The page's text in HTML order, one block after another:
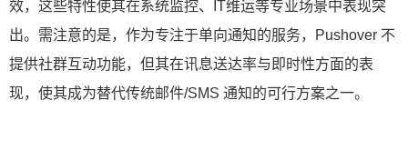
效，这些特性使其在系统监控、IT维运等专业场景中表现突
出。需注意的是，作为专注于单向通知的服务，Pushover 不
提供社群互动功能，但其在讯息送达率与即时性方面的表
现，使其成为替代传统邮件/SMS 通知的可行方案之一。